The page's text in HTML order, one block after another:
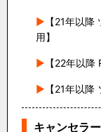
【21年以
用】
【22年以降
【21年以降
キャンセラ